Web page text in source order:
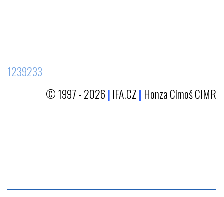
1239233
© 1997 - 2026| IFA.CZ| Honza Címoš CIMR